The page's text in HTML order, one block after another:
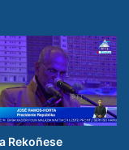
Rekoñese